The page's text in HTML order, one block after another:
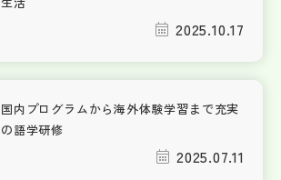
2025.10.17
国内プログラムから海外体験学習まで充実
の語学研修
2025.07.11